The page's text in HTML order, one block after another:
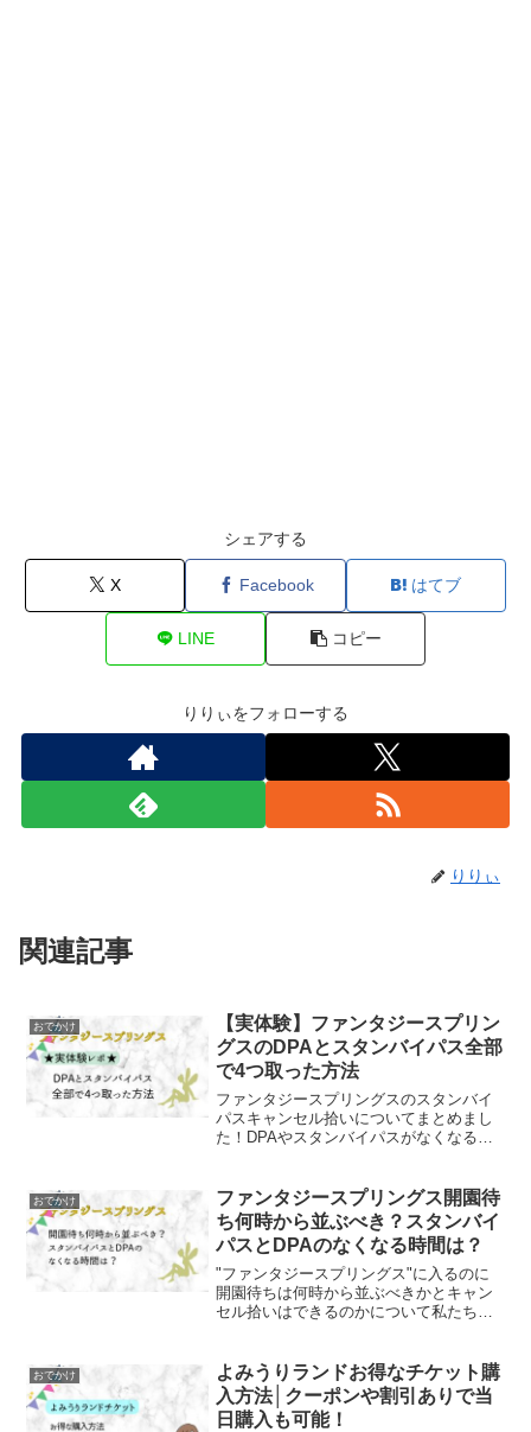
シェアする
X Facebook はてブ
LINE コピー
りりぃをフォローする
りりぃ
関連記事
おでかけ
【実体験】ファンタジースプリン
グスのDPAとスタンバイパス全部
で4つ取った方法
ファンタジースプリングスのスタンバイ
パスキャンセル拾いについてまとめまし
た！DPAやスタンバイパスがなくなる時
おでかけ
ファンタジースプリングス開園待
ち何時から並ぶべき？スタンバイ
パスとDPAのなくなる時間は？
"ファンタジースプリングス"に入るのに
開園待ちは何時から並ぶべきかとキャン
セル拾いはできるのかについて私たち夫
おでかけ
よみうりランドお得なチケット購
入方法│クーポンや割引ありで当
日購入も可能！